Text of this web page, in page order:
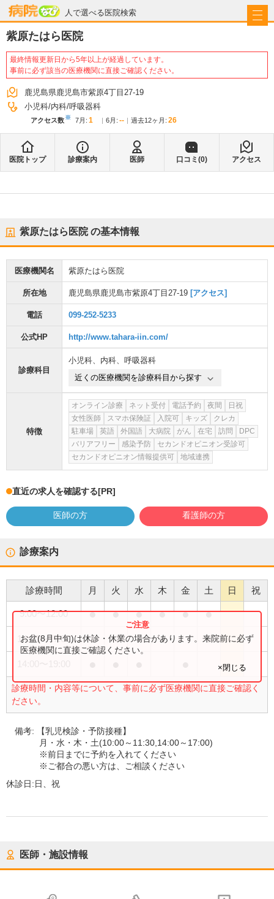
人で選べる医院検索
病院なび
紫原たはら医院
最終情報更新日から5年以上が経過しています。
事前に必ず該当の医療機関に直接ご確認ください。
鹿児島県鹿児島市紫原4丁目27-19
小児科 内科 呼吸器科
アクセス数※ 7月 : 1 6月 : -- 過去12ヶ月: 26
医院トップ 診療案内 医師 口コミ(0) アクセス
紫原たはら医院の基本情報
医療機関名 紫原たはら医院
所在地 鹿児島県鹿児島市紫原4丁目27-19 [アクセス]
電話 099-252-5233
公式HP http://www.tahara-iin.com/
診療科目
小児科、 内科、 呼吸器科
近くの医療機関を診療科目から探す
特徴
オンライン診療 ネット受付 電話予約 夜間
日祝
女性医師
スマホ保険証 入院可 キッズ
クレカ
駐車場
英語 外国語 大病院 がん 在宅 訪問
DPC
バリアフリー
感染予防
セカンドオピニオン受診可
セカンドオピニオン情報提供可
地域連携
直近の求人を確認する[PR]
医師の方 看護師の方
診療案内
診療時間 月 火 水 木 金 土 日 祝
9:00〜12:00 ● ● ● ● ● ●
14:00〜17:00 ● ●
診療時間・内容等について、事前に必ず医療機関に直接ご確認く
ださい。
お盆(8月中旬)は休診・休業の場合があります。来院前に必ず
医療機関に直接ご確認ください。
×閉じる
備考:
【乳児検診・予防接種】
月・水・木・土(10:00～11:30,14:00～17:00)
※前日までに予約を入れてください
※ご都合の悪い方は、ご相談ください
休診日:日、祝
医師・施設情報